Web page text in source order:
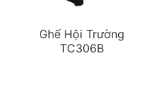
Ghế Hội Trường
TC306B